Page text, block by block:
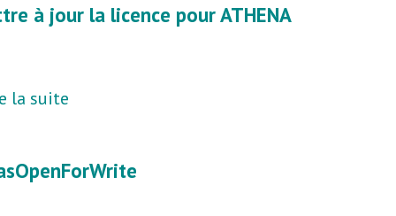
à jour la licence pour ATHENA
la suite